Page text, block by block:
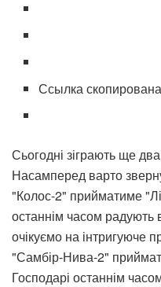
Ссылка скопирована
Сьогодні зіграють ще два
Насамперед варто
"Колос-2" прийматиме
останнім часом радують
очікуємо на інтригуюче
"Самбір-Нива-2"
Господарі останнім